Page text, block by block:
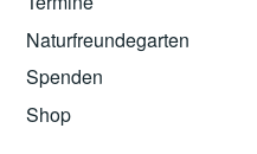
Naturfreundegarten
Spenden
Shop